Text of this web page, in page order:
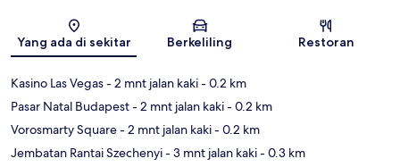
Peta
Yang ada di sekitar Berkeliling Restoran
Kasino Las Vegas- 2 mnt jalan kaki- 0.2 km
Pasar Natal Budapest- 2 mnt jalan kaki- 0.2 km
Vorosmarty Square- 2 mnt jalan kaki- 0.2 km
Jembatan Rantai Szechenyi- 3 mnt jalan kaki- 0.3 km